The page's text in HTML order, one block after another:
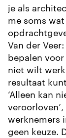
je als
me soms
Van der
bepalen
niet wilt
resultaat
‘Alleen kan
werknemers
geen keuze.